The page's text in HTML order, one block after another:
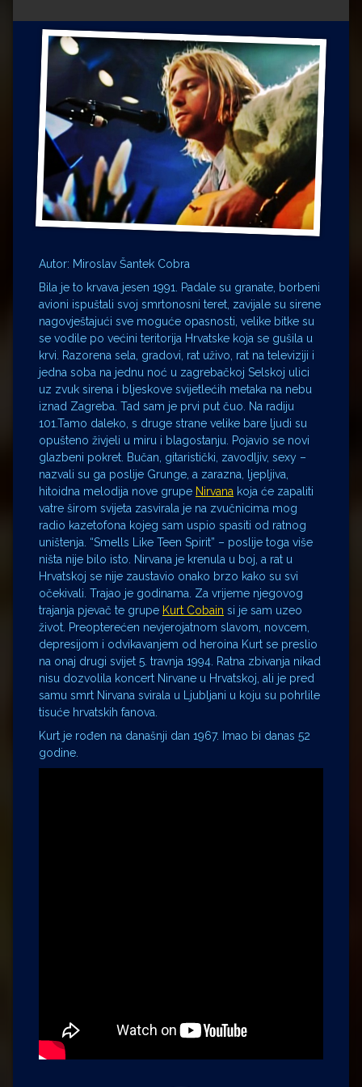
Drugi autori
Drugi autori
Matea Andrić
Ljiljana Lekanić-Kljaić
Željko Krznarić
Mario Lovreković
Autor: Miroslav Šantek Cobra
Bila je to krvava jesen 1991. Padale su granate, borbeni
avioni ispuštali svoj smrtonosni teret, zavijale su sirene
nagovještajući sve moguće opasnosti, velike bitke su
se vodile po većini teritorija Hrvatske koja se gušila u
krvi. Razorena sela, gradovi, rat uživo, rat na televiziji i
jedna soba na jednu noć u zagrebačkoj Selskoj ulici
uz zvuk sirena i bljeskove svijetlećih metaka na nebu
iznad Zagreba. Tad sam je prvi put čuo. Na radiju
101.Tamo daleko, s druge strane velike bare ljudi su
opušteno živjeli u miru i blagostanju. Pojavio se novi
glazbeni pokret. Bučan, gitaristički, zavodljiv, sexy –
nazvali su ga poslije Grunge, a zarazna, ljepljiva,
hitoidna melodija nove grupe Nirvana koja će zapaliti
vatre širom svijeta zasvirala je na zvučnicima mog
radio kazetofona kojeg sam uspio spasiti od ratnog
uništenja. “Smells Like Teen Spirit” – poslije toga više
ništa nije bilo isto. Nirvana je krenula u boj, a rat u
Hrvatskoj se nije zaustavio onako brzo kako su svi
očekivali. Trajao je godinama. Za vrijeme njegovog
trajanja pjevač te grupe Kurt Cobain si je sam uzeo
život. Preopterećen nevjerojatnom slavom, novcem,
depresijom i odvikavanjem od heroina Kurt se preslio
na onaj drugi svijet 5. travnja 1994. Ratna zbivanja nikad
nisu dozvolila koncert Nirvane u Hrvatskoj, ali je pred
samu smrt Nirvana svirala u Ljubljani u koju su pohrlile
tisuće hrvatskih fanova.
Kurt je rođen na današnji dan 1967. Imao bi danas 52
godine.